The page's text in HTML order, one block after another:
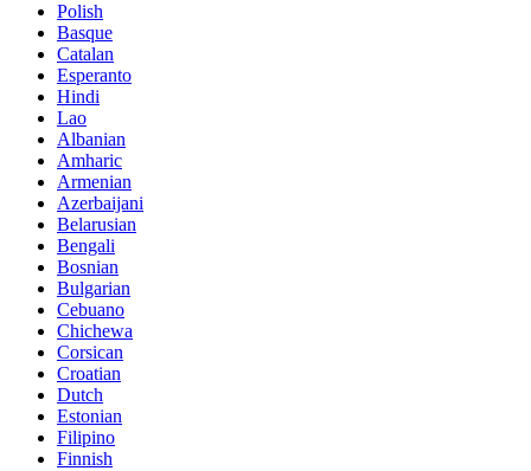
Polish
Basque
Catalan
Esperanto
Hindi
Lao
Albanian
Amharic
Armenian
Azerbaijani
Belarusian
Bengali
Bosnian
Bulgarian
Cebuano
Chichewa
Corsican
Croatian
Dutch
Estonian
Filipino
Finnish